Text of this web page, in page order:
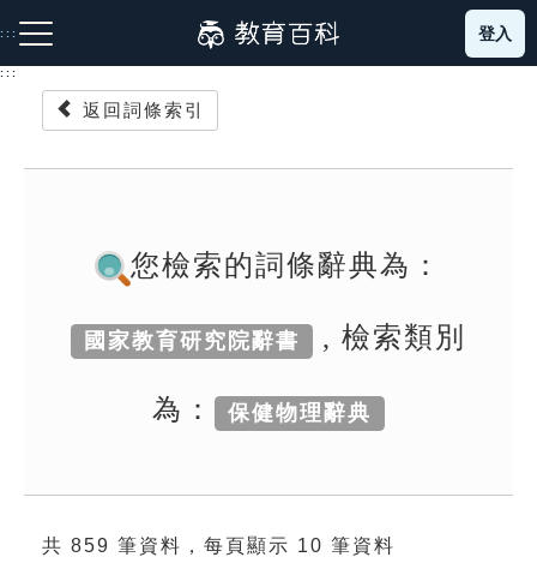
到
主
:::
成語故事
索引選單
登入
:::
返回詞條索引
您檢索的詞條辭典為：
國家教育研究院辭書 , 檢索類別
為： 保健物理辭典
共 859 筆資料，每頁顯示 10 筆資料